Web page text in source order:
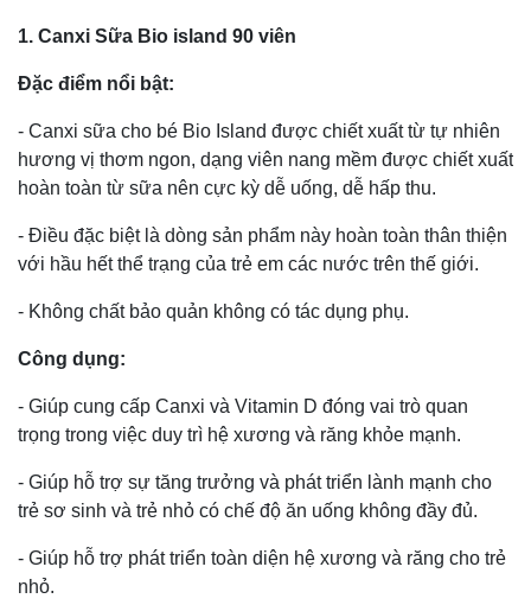
1. Canxi Sữa Bio island 90 viên
Đặc điểm nổi bật:
- Canxi sữa cho bé Bio Island được chiết xuất từ tự nhiên
hương vị thơm ngon, dạng viên nang mềm được chiết xuất
hoàn toàn từ sữa nên cực kỳ dễ uống, dễ hấp thu.
- Điều đặc biệt là dòng sản phẩm này hoàn toàn thân thiện
với hầu hết thể trạng của trẻ em các nước trên thế giới.
- Không chất bảo quản không có tác dụng phụ.
Công dụng:
- Giúp cung cấp Canxi và Vitamin D đóng vai trò quan
trọng trong việc duy trì hệ xương và răng khỏe mạnh.
- Giúp hỗ trợ sự tăng trưởng và phát triển lành mạnh cho
trẻ sơ sinh và trẻ nhỏ có chế độ ăn uống không đầy đủ.
- Giúp hỗ trợ phát triển toàn diện hệ xương và răng cho trẻ
nhỏ.